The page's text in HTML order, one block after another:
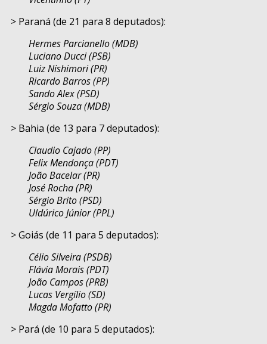
> Paraná (de 21 para 8 deputados):
Hermes Parcianello (MDB)
Luciano Ducci (PSB)
Luiz Nishimori (PR)
Ricardo Barros (PP)
Sando Alex (PSD)
Sérgio Souza (MDB)
> Bahia (de 13 para 7 deputados):
Claudio Cajado (PP)
Felix Mendonça (PDT)
João Bacelar (PR)
José Rocha (PR)
Sérgio Brito (PSD)
Uldúrico Júnior (PPL)
> Goiás (de 11 para 5 deputados):
Célio Silveira (PSDB)
Flávia Morais (PDT)
João Campos (PRB)
Lucas Vergílio (SD)
Magda Mofatto (PR)
> Pará (de 10 para 5 deputados):